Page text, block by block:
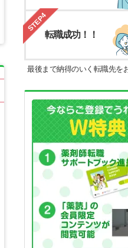
STEP4
転職成功！！
最後まで納得のいく転職先を